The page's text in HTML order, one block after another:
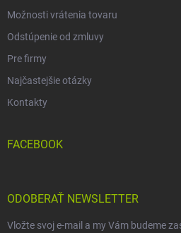
Možnosti vrátenia tovaru
Odstúpenie od zmluvy
Pre firmy
Najčastejšie otázky
Kontakty
FACEBOOK
ODOBERAŤ NEWSLETTER
Vložte svoj e-mail a my Vám budeme